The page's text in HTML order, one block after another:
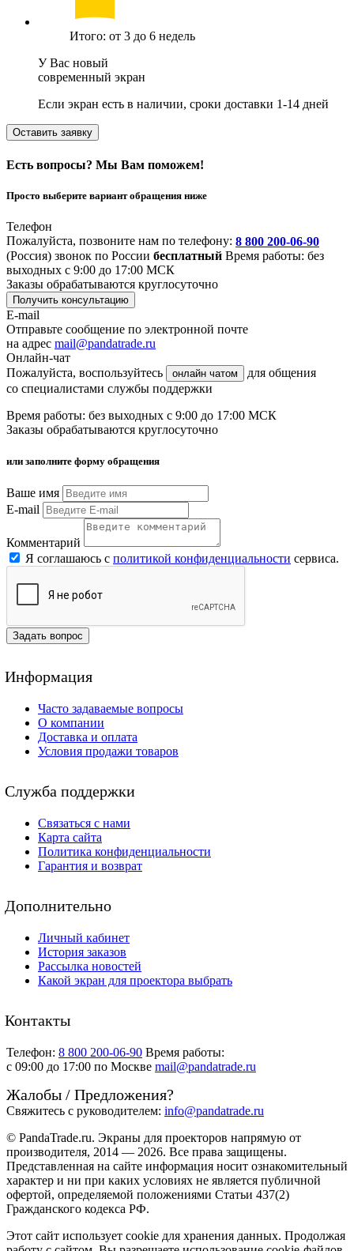
Итого: от 3 до 6 недель
У Вас новый
современный экран
Если экран есть в наличии, сроки доставки 1-14 дней
Оставить заявку
Есть вопросы? Мы Вам поможем!
Просто выберите вариант обращения ниже
Телефон
Пожалуйста, позвоните нам по телефону: 8 800 200-06-90
(Россия) звонок по России бесплатный Время работы: без
выходных с 9:00 до 17:00 МСК
Заказы обрабатываются круглосуточно
Получить консультацию
E-mail
Отправьте сообщение по электронной почте
на адрес mail@pandatrade.ru
Онлайн-чат
Пожалуйста, воспользуйтесь
онлайн чатом
для общения
со специалистами службы поддержки
Время работы: без выходных с 9:00 до 17:00 МСК
Заказы обрабатываются круглосуточно
или заполните форму обращения
Ваше имя
E-mail
Комментарий
Я соглашаюсь с политикой конфиденциальности сервиса.
Задать вопрос
Информация
Часто задаваемые вопросы
О компании
Доставка и оплата
Условия продажи товаров
Служба поддержки
Связаться с нами
Карта сайта
Политика конфиденциальности
Гарантия и возврат
Дополнительно
Личный кабинет
История заказов
Рассылка новостей
Какой экран для проектора выбрать
Контакты
Телефон: 8 800 200-06-90 Время работы:
c 09:00 до 17:00 по Москве mail@pandatrade.ru
Жалобы / Предложения?
Свяжитесь с руководителем: info@pandatrade.ru
© PandaTrade.ru. Экраны для проекторов напрямую от
производителя, 2014 — 2026. Все права защищены.
Представленная на сайте информация носит ознакомительный
характер и ни при каких условиях не является публичной
офертой, определяемой положениями Статьи 437(2)
Гражданского кодекса РФ.
Этот сайт использует cookie для хранения данных. Продолжая